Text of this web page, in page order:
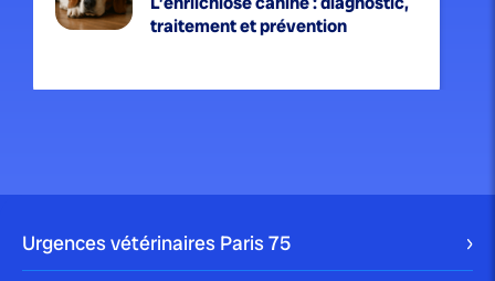
traitement et prévention
La méningite canine : identifier et
Urgences vétérinaires Paris75